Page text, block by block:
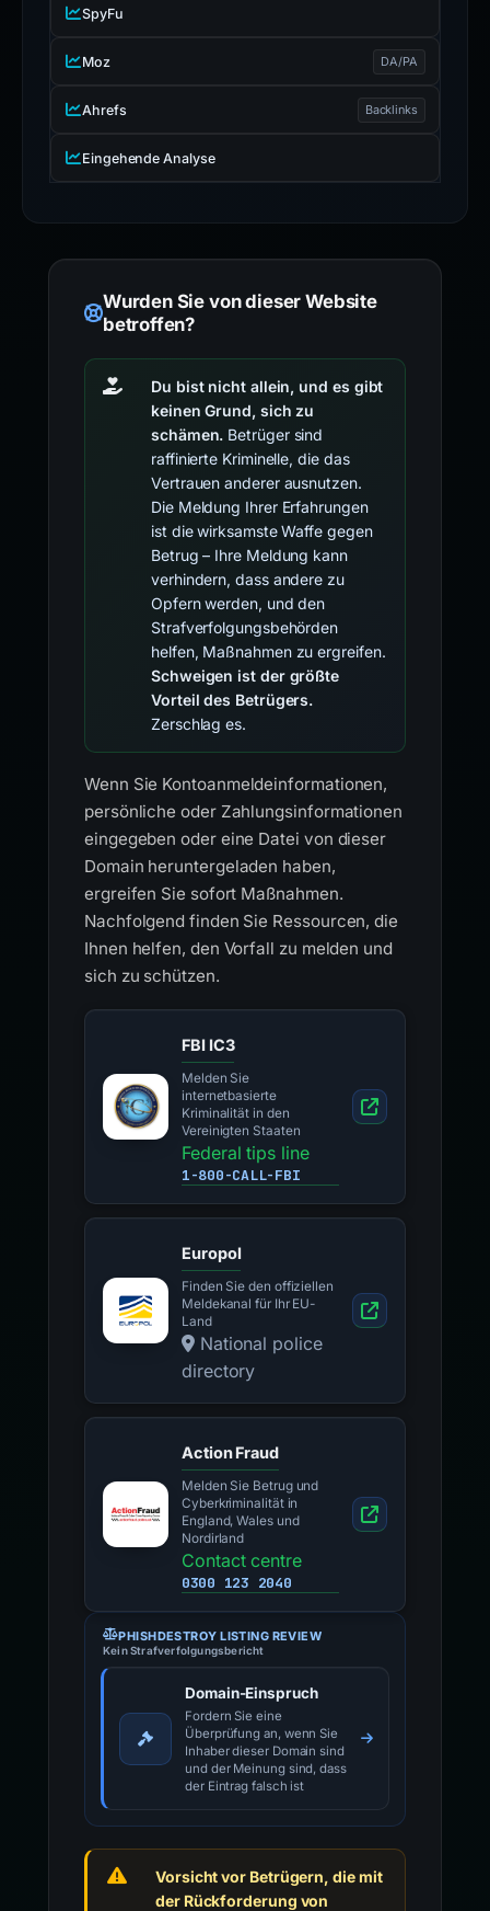
SpyFu
Moz DA/PA
Ahrefs Backlinks
Eingehende Analyse
Wurden Sie von dieser Website
betroffen?
Du bist nicht allein, und es gibt
keinen Grund, sich zu
schämen. Betrüger sind
raffinierte Kriminelle, die das
Vertrauen anderer ausnutzen.
Die Meldung Ihrer Erfahrungen
ist die wirksamste Waffe gegen
Betrug – Ihre Meldung kann
verhindern, dass andere zu
Opfern werden, und den
Strafverfolgungsbehörden
helfen, Maßnahmen zu ergreifen.
Schweigen ist der größte
Vorteil des Betrügers.
Zerschlag es.
Wenn Sie Kontoanmeldeinformationen,
persönliche oder Zahlungsinformationen
eingegeben oder eine Datei von dieser
Domain heruntergeladen haben,
ergreifen Sie sofort Maßnahmen.
Nachfolgend finden Sie Ressourcen, die
Ihnen helfen, den Vorfall zu melden und
sich zu schützen.
FBI IC3
Melden Sie
internetbasierte
Kriminalität in den
Vereinigten Staaten
Federal tips line
1-800-CALL-FBI
Europol
Finden Sie den offiziellen
Meldekanal für Ihr EU-
Land
National police
directory
Action Fraud
Melden Sie Betrug und
Cyberkriminalität in
England, Wales und
Nordirland
Contact centre
0300 123 2040
PHISHDESTROY LISTING REVIEW
Kein Strafverfolgungsbericht
Domain-Einspruch
Fordern Sie eine
Überprüfung an, wenn Sie
Inhaber dieser Domain sind
und der Meinung sind, dass
der Eintrag falsch ist
Vorsicht vor Betrügern, die mit
der Rückforderung von